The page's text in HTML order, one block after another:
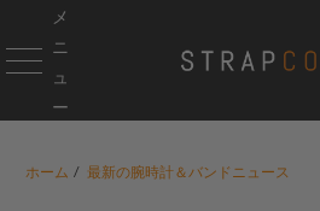
メ
ニ
ュ
ー
ホーム / 最新の腕時計＆バンドニュース